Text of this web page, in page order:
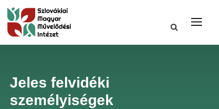
Jeles felvidéki
személyiségek